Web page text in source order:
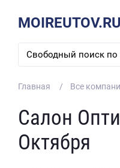
MOIREUTOV.RU
Главная Все
Салон
Октября